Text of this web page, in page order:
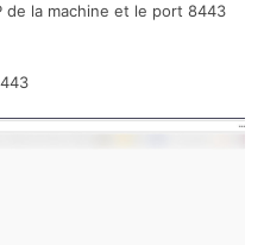
de la machine et le port 8443